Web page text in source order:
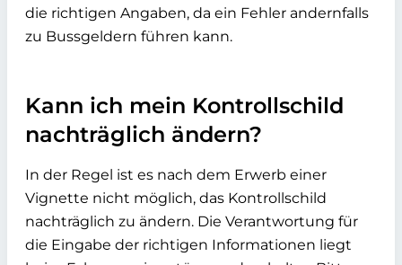
die richtigen Angaben, da ein Fehler andernfalls
zu Bussgeldern führen kann.
Kann ich mein Kontrollschild
nachträglich ändern?
In der Regel ist es nach dem Erwerb einer
Vignette nicht möglich, das Kontrollschild
nachträglich zu ändern. Die Verantwortung für
die Eingabe der richtigen Informationen liegt